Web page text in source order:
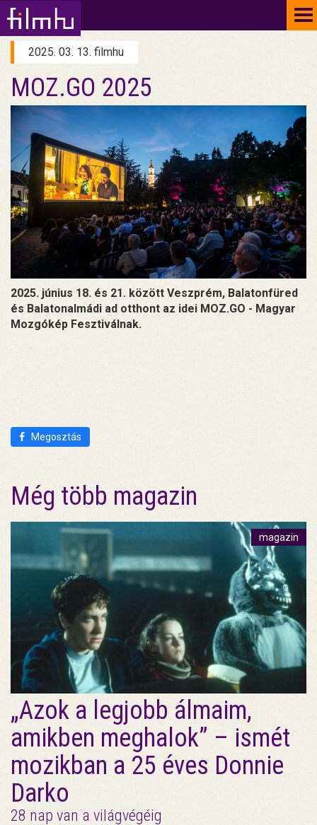
2025. 03. 13. filmhu
MOZ.GO 2025
2025. június 18. és 21. között Veszprém, Balatonfüred
és Balatonalmádi ad otthont az idei MOZ.GO - Magyar
Mozgókép Fesztiválnak.
Megosztás
Még több magazin
magazin
„Azok a legjobb álmaim,
amikben meghalok” – ismét
mozikban a 25 éves Donnie
Darko
28 nap van a világvégéig